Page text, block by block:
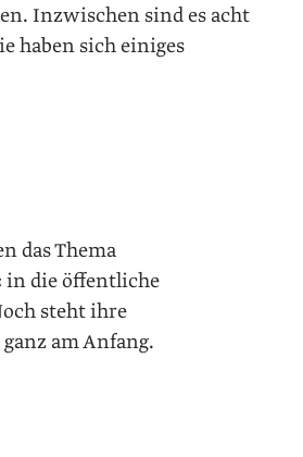
Inzwischen sind es acht
haben sich einiges
das Thema
in die öffentliche
steht ihre
am Anfang.